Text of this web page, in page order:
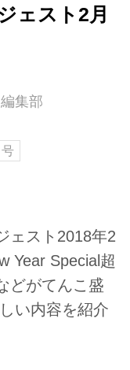
ェスト2月
集部
ェスト2018年2
Year Special超
どがてんこ盛
い内容を紹介